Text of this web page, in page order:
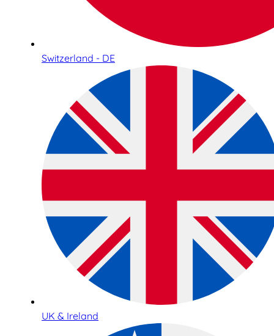
Switzerland - DE
UK & Ireland